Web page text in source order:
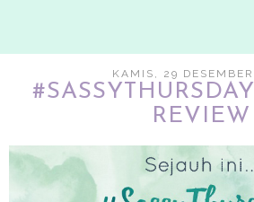
KAMIS, 29
REVIEW